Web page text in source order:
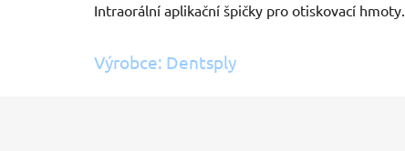
Intraorální aplikační špičky pro otiskovací hmoty.
Výrobce: Dentsply